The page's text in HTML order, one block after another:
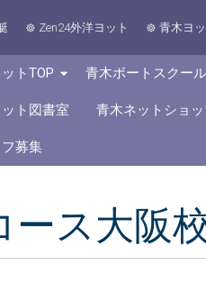
Zen24外洋ヨット 青木ヨ
トTOP 青木ボートスクール
ト図書室 青木ネットショ
募集
ス大阪